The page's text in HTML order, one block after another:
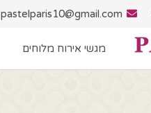
pastelparis10@gmail.com
מגשי אירוח מלוחים